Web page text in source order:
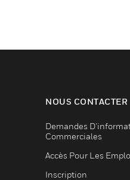
NOUS CONTACTER
Demandes
Commerciales
Accès Pour Les
Inscription